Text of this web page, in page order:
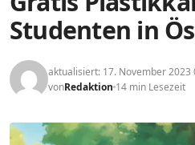
Studenten in
aktualisiert: 17. November 2023
vonRedaktion 14 min Lesezeit